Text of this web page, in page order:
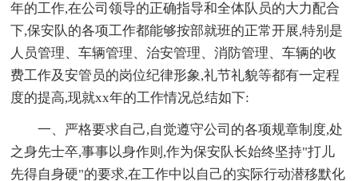
年的工作,在公司领导的正确指导和全体队员的大力配合
下,保安队的各项工作都能够按部就班的正常开展,特别是
人员管理、车辆管理、治安管理、消防管理、车辆的收
费工作及安管员的岗位纪律形象,礼节礼貌等都有一定程
度的提高,现就xx年的工作情况总结如下:
一、严格要求自己,自觉遵守公司的各项规章制度,处
之身先士卒,事事以身作则,作为保安队长始终坚持"打儿
先得自身硬"的要求,在工作中以自己的实际行动潜移默化